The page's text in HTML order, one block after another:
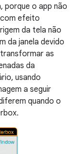
porque o app não
efeito
da tela não
da janela devido
as
da
usando
a seguir
quando o